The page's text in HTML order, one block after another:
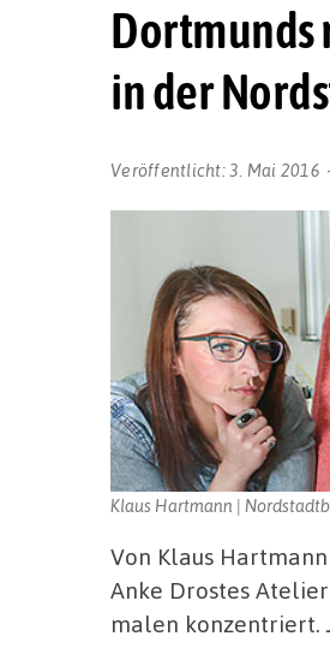
Dortmunds
in der
Veröffentlicht:3. Mai 2016
Klaus Hartmann |
Von Klaus
Anke Drostes
malen konzentriert.